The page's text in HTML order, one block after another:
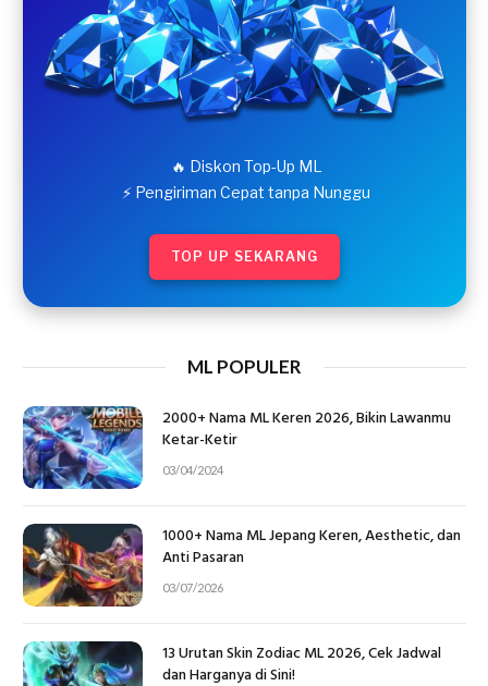
🔥 Diskon Top-Up ML
⚡ Pengiriman Cepat tanpa Nunggu
TOP UP SEKARANG
ML POPULER
2000+ Nama ML Keren 2026, Bikin Lawanmu
Ketar-Ketir
03/04/2024
1000+ Nama ML Jepang Keren, Aesthetic, dan
Anti Pasaran
03/07/2026
13 Urutan Skin Zodiac ML 2026, Cek Jadwal
dan Harganya di Sini!